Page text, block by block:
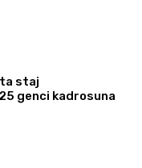
staj
genci kadrosuna